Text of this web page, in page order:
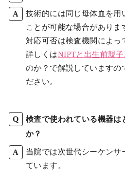
技術的には同じ母体血を用
ことが可能な場合がありま
対応可否は検査機関によっ
詳しくはNIPTと 出生前親
のか？で解説していますの
ださい。
検査で使われている機器は
か？
当院では次世代シーケンサ
ています。